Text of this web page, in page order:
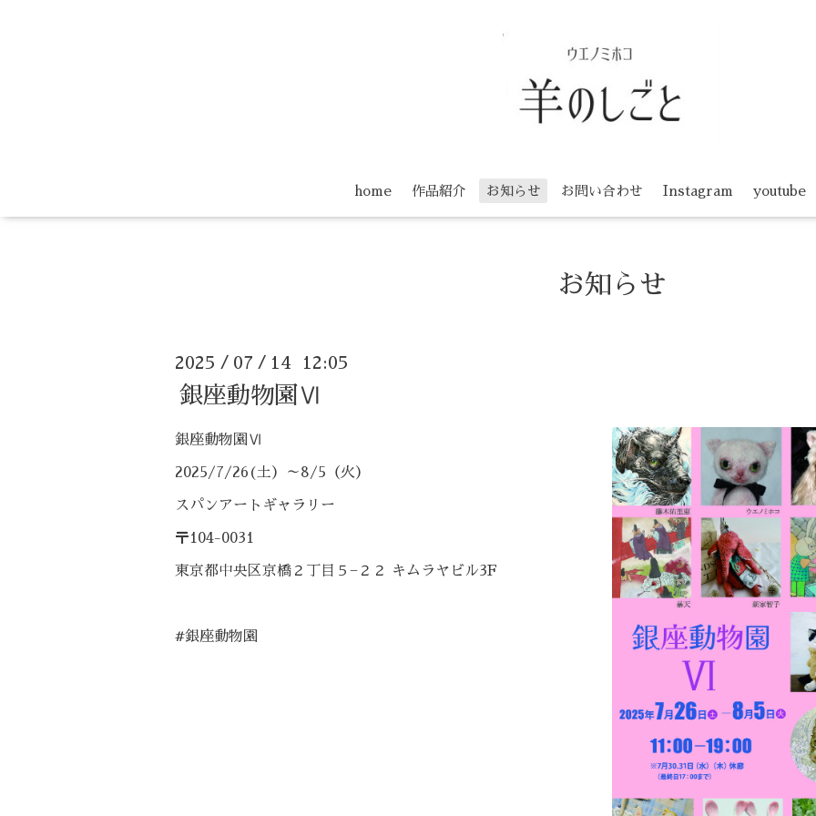
home 作品紹介 お知らせ お問い合わせ Instagram youtube
お知らせ
2025 / 07 / 14 12:05
銀座動物園Ⅵ
銀座動物園Ⅵ
2025/7/26(土）～8/5（火）
スパンアートギャラリー
〒104-0031
東京都中央区京橋２丁目５−２２ キムラヤビル3F
#銀座動物園